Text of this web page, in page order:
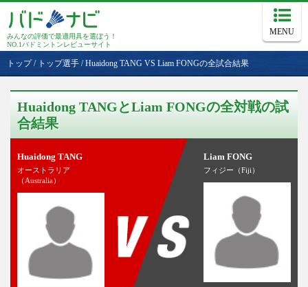
みんなの評価で最適用具を選ぼう！
NO.1バドミントンレビューサイト
MENU
トップ/ トップ選手 /Huaidong TANG VS Liam FONGの全試合結果
Huaidong TANGとLiam FONGの全対戦の試
合結果
Huaidong TANG
オーストラリア
（Australia）
Liam FONG
フィジー（Fiji）